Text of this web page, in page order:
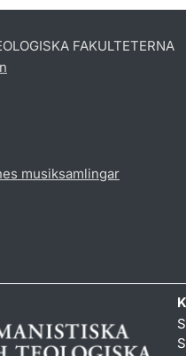
FAKULTETERNA
musiksamlingar